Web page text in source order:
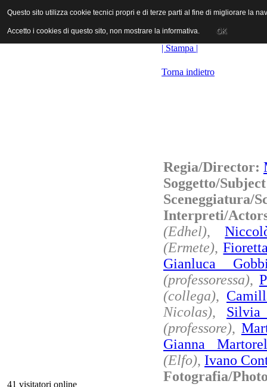
ANICA | Associazione Nazionale Industrie Cinematografiche
41 visitatori online
| Stampa |
Torna indietro
Regia/Director:
Soggetto/
Sceneggiatura/
Interpreti/
(Edhel),
(Ermete),
Gianluca
(professoressa),
(collega),
Nicolas), Silvia
(professore),
Gianna
(Elfo), Ivano
Fotografia/
Questo sito utilizza cookie tecnici propri e di terze parti al fine di migliorare la
Accetto i cookies di questo sito, non mostrare la informativa. OK
Questo sito utilizza cookie tecnici propri e di terze parti al fine di migliorare la
Accetto i cookies di questo sito, non mostrare la informativa. OK